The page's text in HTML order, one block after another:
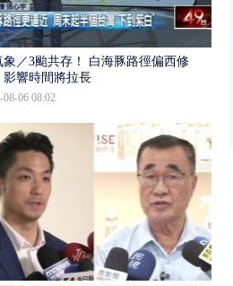
象／3颱共存！ 白海豚路徑偏西修
響時間將拉長
08-06 08:02